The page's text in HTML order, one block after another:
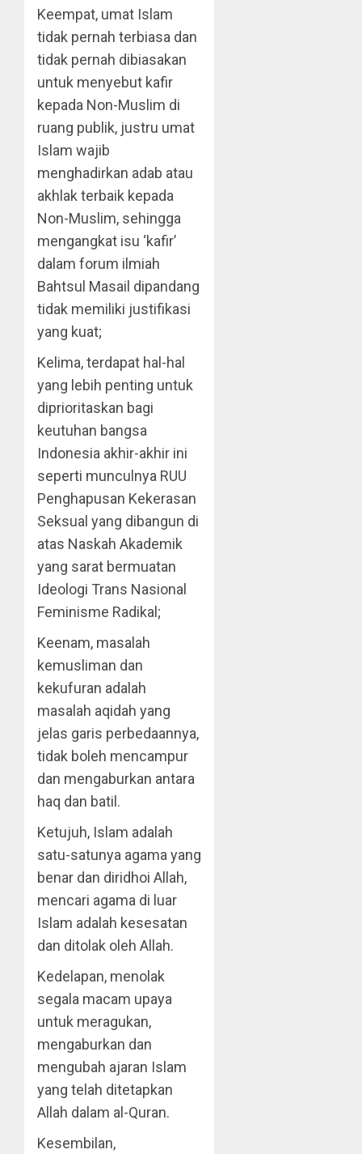
Keempat, umat Islam
tidak pernah terbiasa dan
tidak pernah dibiasakan
untuk menyebut kafir
kepada Non-Muslim di
ruang publik, justru umat
Islam wajib
menghadirkan adab atau
akhlak terbaik kepada
Non-Muslim, sehingga
mengangkat isu ‘kafir’
dalam forum ilmiah
Bahtsul Masail dipandang
tidak memiliki justifikasi
yang kuat;
Kelima, terdapat hal-hal
yang lebih penting untuk
diprioritaskan bagi
keutuhan bangsa
Indonesia akhir-akhir ini
seperti munculnya RUU
Penghapusan Kekerasan
Seksual yang dibangun di
atas Naskah Akademik
yang sarat bermuatan
Ideologi Trans Nasional
Feminisme Radikal;
Keenam, masalah
kemusliman dan
kekufuran adalah
masalah aqidah yang
jelas garis perbedaannya,
tidak boleh mencampur
dan mengaburkan antara
haq dan batil.
Ketujuh, Islam adalah
satu-satunya agama yang
benar dan diridhoi Allah,
mencari agama di luar
Islam adalah kesesatan
dan ditolak oleh Allah.
Kedelapan, menolak
segala macam upaya
untuk meragukan,
mengaburkan dan
mengubah ajaran Islam
yang telah ditetapkan
Allah dalam al-Quran.
Kesembilan,